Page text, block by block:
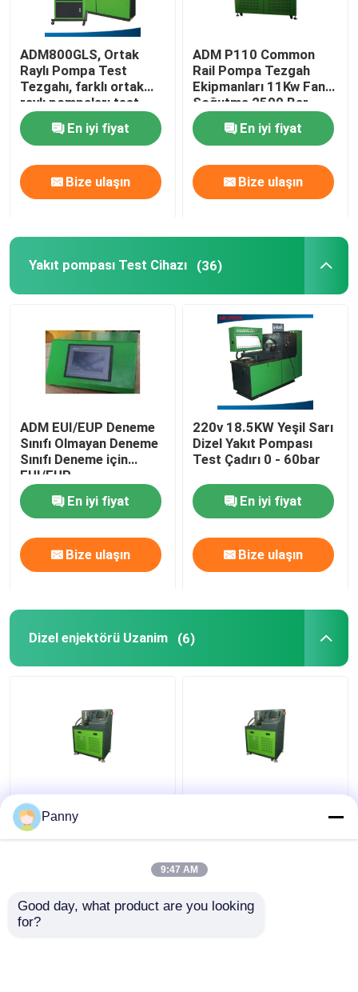
Ortak Rail pompa Test Cihazı
Yakıt pompası Test Cihazı
Dizel enjektörü Uzanim
Common Rail enjektör Tools
Ortak demiryolu araçları
Ortak Rail enjektör tamir takımları
Yakıt enjeksiyon Pompası Dalgıç
Yakıt dağıtım Vana
Yakıt enjektör memesi
ADM800GLS, Ortak
Raylı Pompa Test
Tezgahı, farklı ortak
raylı pompaları test
etmek, fincan ile
ölçmek içinEn iyi fiyat
Bize ulaşın
ADM P110 Common
Rail Pompa Tezgah
Ekipmanları 11Kw Fan
Soğutma 2500 Bar
En iyi fiyat
Bize ulaşın
Yakıt pompası Test Cihazı (36)
ADM EUI/EUP Deneme
Sınıfı Olmayan Deneme
Sınıfı Deneme için
EUI/EUP
Cambox&Controller&Specific
Accessories'den oluşur
En iyi fiyat
Bize ulaşın
220v 18.5KW Yeşil Sarı
Dizel Yakıt Pompası
Test Çadırı 0 - 60bar
En iyi fiyat
Bize ulaşın
Dizel enjektörü Uzanim (6)
HEUI Test Tezgahı,
4KW, Dokunmatik Ekran
Çalışması, baskı test
Panny
9:47 AM
Good day, what product are you looking
for?